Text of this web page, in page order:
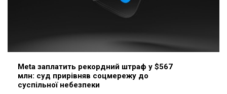
Meta заплатить рекордний штраф у $567
млн: суд прирівняв соцмережу до
суспільної небезпеки